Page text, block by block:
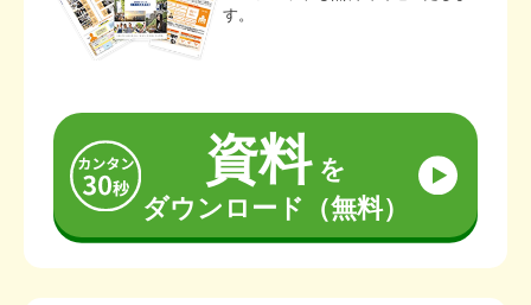
す。
資料を
ダウンロード（無料）